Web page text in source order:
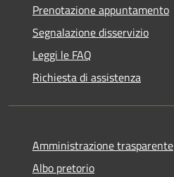
Prenotazione appuntamento
Segnalazione disservizio
Leggi le FAQ
Richiesta di assistenza
Amministrazione trasparente
Albo pretorio